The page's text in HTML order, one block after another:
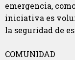
emergencia,
iniciativa es
la seguridad de
COMUNIDAD